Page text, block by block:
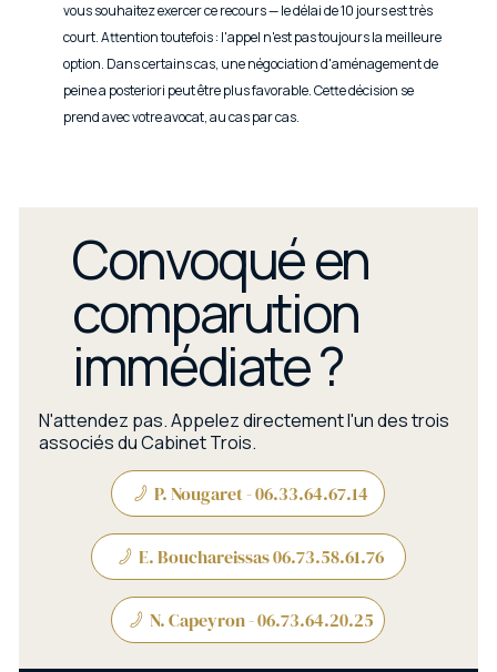
vous souhaitez exercer ce recours — le délai de 10 jours est très
court. Attention toutefois : l'appel n'est pas toujours la meilleure
option. Dans certains cas, une négociation d'aménagement de
peine a posteriori peut être plus favorable. Cette décision se
prend avec votre avocat, au cas par cas.
Convoqué en
comparution
immédiate ?
N'attendez pas. Appelez directement l'un des trois
associés du Cabinet Trois.
P. Nougaret - 06.33.64.67.14